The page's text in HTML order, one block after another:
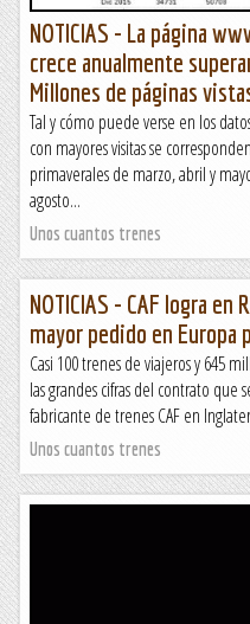
NOTICIAS - La página
crece anualmente
Millones de páginas
Tal y cómo puede verse en los
con mayores visitas se
primaverales de marzo, abril y
agosto...
Unos cuantos trenes
NOTICIAS - CAF logra en
mayor pedido en Europa
Casi 100 trenes de viajeros y 645
las grandes cifras del contrato que
fabricante de trenes CAF en
Unos cuantos trenes